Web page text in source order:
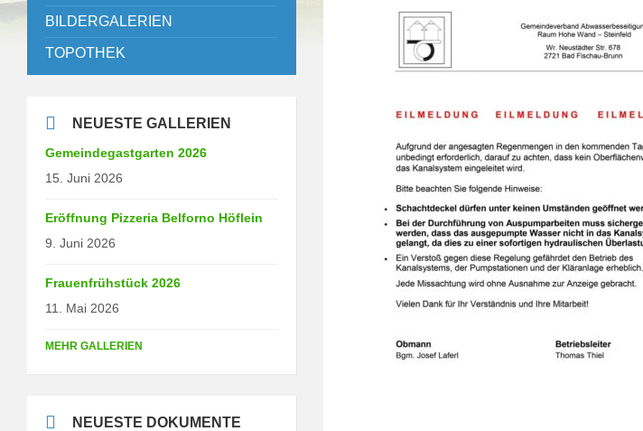
BILDERGALERIEN
TOPOTHEK
NEUESTE GALLERIEN
Gemeindegastgarten 2026
15. Juni 2026
Eröffnung Pizzeria Belforno Höflein
9. Juni 2026
Frauenfrühstück 2026
11. Mai 2026
MEHR GALLERIEN
NEUESTE DOKUMENTE